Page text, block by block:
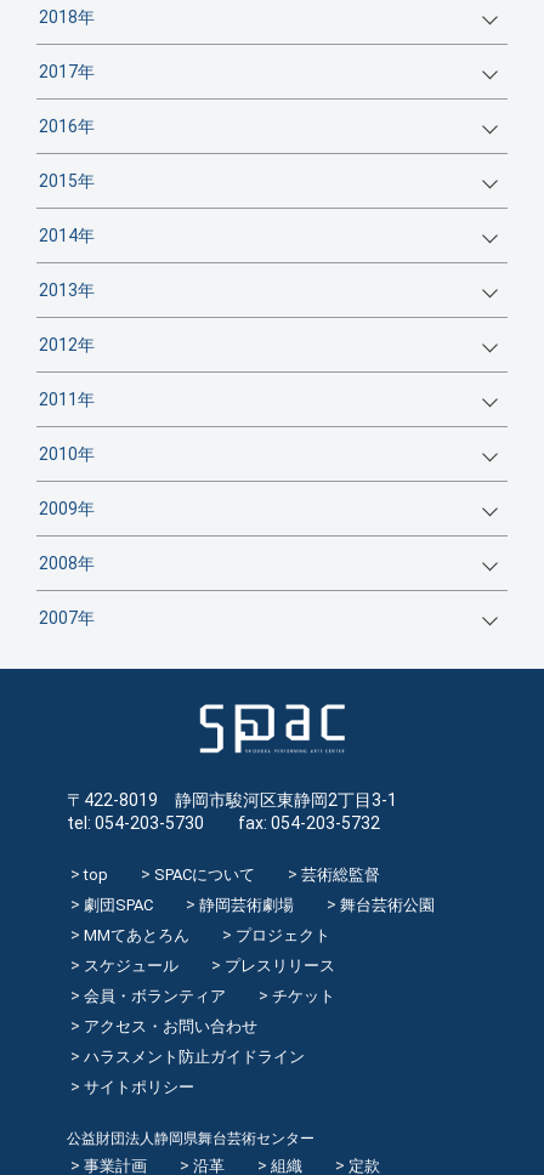
2018年
2017年
2016年
2015年
2014年
2013年
2012年
2011年
2010年
2009年
2008年
2007年
〒422-8019 静岡市駿河区東静岡2丁目3-1
tel: 054-203-5730 fax: 054-203-5732
top SPACについて
芸術総監督
劇団SPAC
静岡芸術劇場
舞台芸術公園
MMてあとろん
プロジェクト
スケジュール
プレスリリース
会員・ボランティア
チケット
アクセス・お問い合わせ
ハラスメント防止ガイドライン
サイトポリシー
公益財団法人静岡県舞台芸術センター
事業計画 沿革 組織 定款